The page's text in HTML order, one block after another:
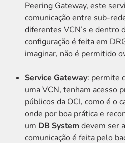
Peering Gateway, este
comunicação entre sub-
diferentes VCN’s e dentro
configuração é feita em
imaginar, não é permitido
Service Gateway: permite
uma VCN, tenham acesso
públicos da OCI, como é o
onde por boa prática e
um DB System devem ser
comunicação é feita pelo